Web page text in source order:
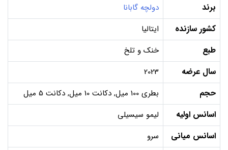
برند دولچه گابانا
کشور سازنده ایتالیا
طبع خنک و تلخ
سال عرضه 2023
حجم بطری 100 میل, دکانت 10 میل, دکانت 5 میل
اسانس اولیه لیمو سیسیلی
اسانس میانی سرو